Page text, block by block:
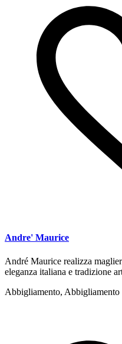
Andre' Maurice
André Maurice realizza
eleganza italiana e tradizione
Abbigliamento, Abbigliamento